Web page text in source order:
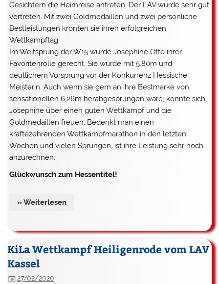
Gesichtern die Heimreise antreten. Der LAV wurde sehr gut
vertreten. Mit zwei Goldmedaillen und zwei persönliche
Bestleistungen krönten sie ihren erfolgreichen
Wettkampftag.
Im Weitsprung der W15 wurde Josephine Otto ihrer
Favoritenrolle gerecht. Sie wurde mit 5,80m und
deutlichem Vorsprung vor der Konkurrenz Hessische
Meisterin. Auch wenn sie gern an ihre Bestmarke von
sensationellen 6,26m herabgesprungen wäre, konnte sich
Josephine über einen guten Wettkampf und die
Goldmedaillen freuen. Bedenkt man einen
kräftezehrenden Wettkampfmarathon in den letzten
Wochen und vielen Sprüngen, ist ihre Leistung sehr hoch
anzurechnen.
Glückwunsch zum Hessentitel!
» Weiterlesen
KiLa Wettkampf Heiligenrode vom LAV
Kassel
27/02/2020